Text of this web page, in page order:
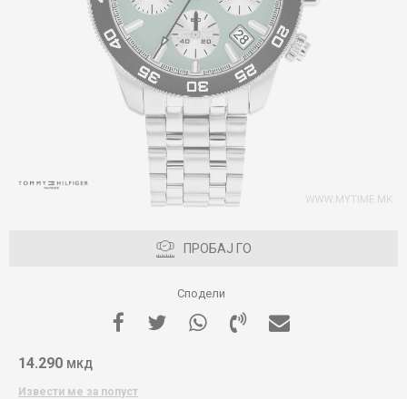
ПРОБАЈ ГО
Сподели
14.290 МКД
Извести ме за попуст